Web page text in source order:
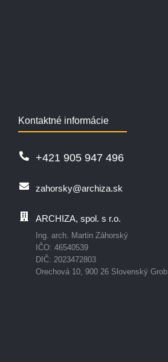
Kontaktné informácie
+421 905 947 496
zahorsky@archiza.sk
ARCHIZA, spol. s r.o.
Ing. arch. Martin Záhorský
IČO: 46540539
DIČ: 2023472803
Orechová 10, 900 26 Slovenský Grob